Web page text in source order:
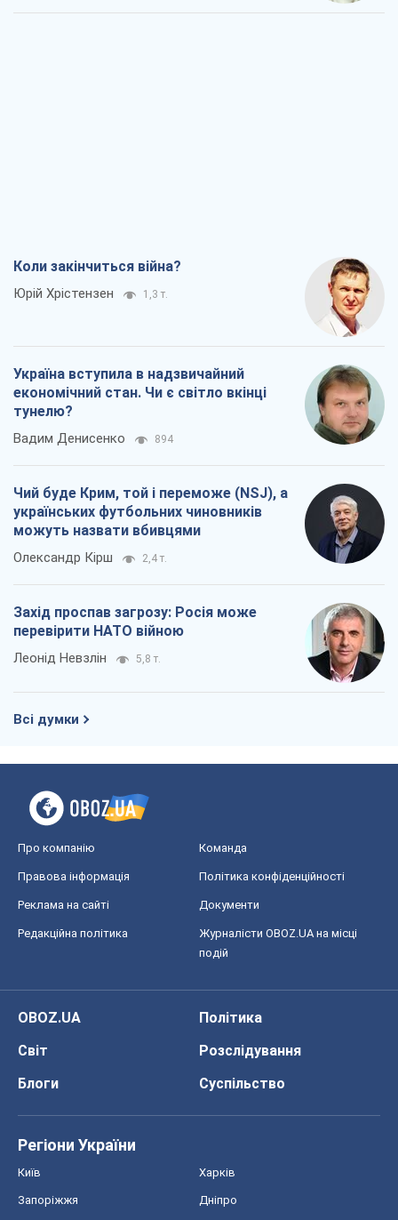
Коли закінчиться війна?
Юрій Хрістензен 1,3 т.
Україна вступила в надзвичайний
економічний стан. Чи є світло вкінці
тунелю?
Вадим Денисенко 894
Чий буде Крим, той і переможе (NSJ), а
українських футбольних чиновників
можуть назвати вбивцями
Олександр Кірш 2,4 т.
Захід проспав загрозу: Росія може
перевірити НАТО війною
Леонід Невзлін 5,8 т.
Всі думки
Про компанію Команда
Правова інформація Політика конфіденційності
Реклама на сайті Документи
Редакційна політика
Журналісти OBOZ.UA на місці
подій
OBOZ.UA
Політика
Світ
Розслідування
Блоги
Суспільство
Регіони України
Київ Харків
Запоріжжя Дніпро